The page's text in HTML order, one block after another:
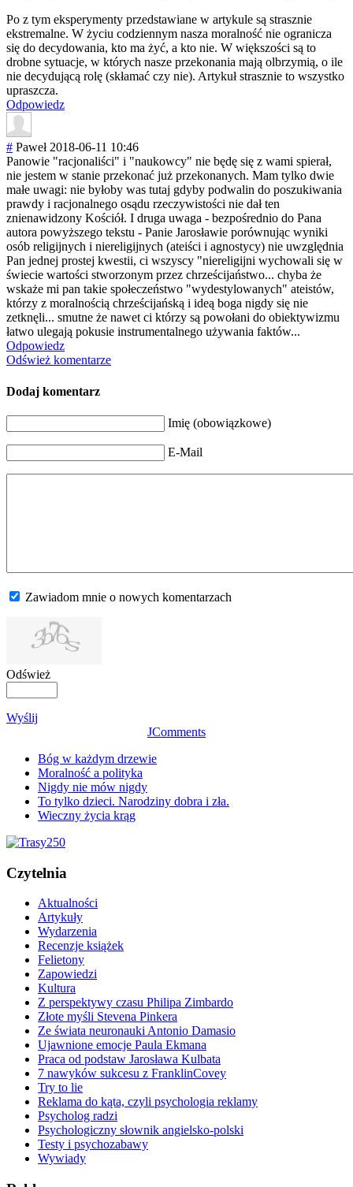
Po z tym eksperymenty przedstawiane w artykule są strasznie
ekstremalne. W życiu codziennym nasza moralność nie ogranicza
się do decydowania, kto ma żyć, a kto nie. W większości są to
drobne sytuacje, w których nasze przekonania mają olbrzymią, o ile
nie decydującą rolę (skłamać czy nie). Artykuł strasznie to wszystko
upraszcza.
Odpowiedz
# Paweł 2018-06-11 10:46
Panowie "racjonaliści" i "naukowcy" nie będę się z wami spierał,
nie jestem w stanie przekonać już przekonanych. Mam tylko dwie
małe uwagi: nie byłoby was tutaj gdyby podwalin do poszukiwania
prawdy i racjonalnego osądu rzeczywistości nie dał ten
znienawidzony Kościół. I druga uwaga - bezpośrednio do Pana
autora powyższego tekstu - Panie Jarosławie porównując wyniki
osób religijnych i niereligijnych (ateiści i agnostycy) nie uwzględnia
Pan jednej prostej kwestii, ci wszyscy "niereligijni wychowali się w
świecie wartości stworzonym przez chrześcijaństwo... chyba że
wskaże mi pan takie społeczeństwo "wydestylowanych" ateistów,
którzy z moralnością chrześcijańską i ideą boga nigdy się nie
zetknęli... smutne że nawet ci którzy są powołani do obiektywizmu
łatwo ulegają pokusie instrumentalnego używania faktów...
Odpowiedz
Odśwież komentarze
Dodaj komentarz
Imię (obowiązkowe)
E-Mail
Zawiadom mnie o nowych komentarzach
Odśwież
Wyślij
JComments
Bóg w każdym drzewie
Moralność a polityka
Nigdy nie mów nigdy
To tylko dzieci. Narodziny dobra i zła.
Wieczny życia krąg
Czytelnia
Aktualności
Artykuły
Wydarzenia
Recenzje książek
Felietony
Zapowiedzi
Kultura
Z perspektywy czasu Philipa Zimbardo
Złote myśli Stevena Pinkera
Ze świata neuronauki Antonio Damasio
Ujawnione emocje Paula Ekmana
Praca od podstaw Jarosława Kulbata
7 nawyków sukcesu z FranklinCovey
Try to lie
Reklama do kąta, czyli psychologia reklamy
Psycholog radzi
Psychologiczny słownik angielsko-polski
Testy i psychozabawy
Wywiady